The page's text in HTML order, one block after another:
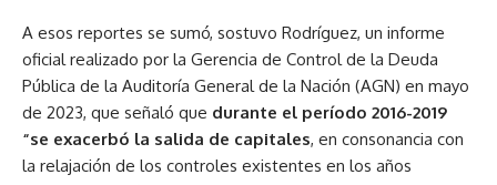
A esos reportes se sumó, sostuvo Rodríguez, un informe
oficial realizado por la Gerencia de Control de la Deuda
Pública de la Auditoría General de la Nación (AGN) en mayo
de 2023, que señaló que durante el período 2016-2019
“se exacerbó la salida de capitales, en consonancia con
la relajación de los controles existentes en los años